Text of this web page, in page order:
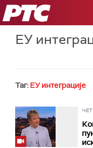
РТС
ЕУ
Таг: ЕУ интеграције